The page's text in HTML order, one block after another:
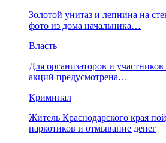
​Золотой унитаз и лепнина на
фото из дома начальника…
Власть
Для организаторов и
акций предусмотрена…
Криминал
Житель Краснодарского края
наркотиков и отмывание денег